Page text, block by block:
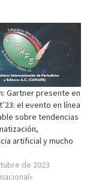
Gartner presente en
el evento en línea
sobre tendencias
artificial y mucho
de 2023